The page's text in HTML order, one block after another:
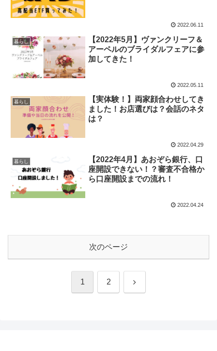
2022.06.11
暮らし
【2022年5月】ヴァンクリーフ＆
アーペルのブライダルフェアに参
加してきた！
2022.05.11
暮らし
【実体験！】両家顔合わせしてき
ました！お店選びは？会話のネタ
は？
2022.04.29
暮らし
【2022年4月】あおぞら銀行、口
座開設できない！？審査不合格か
ら口座開設までの流れ！
2022.04.24
次のページ
1 2 次